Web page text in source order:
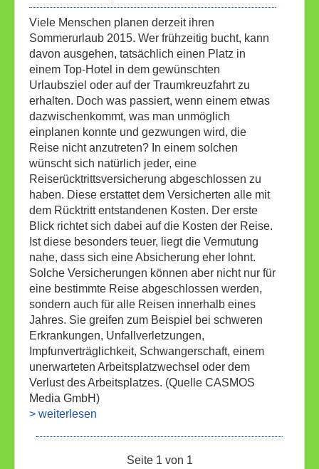
Viele Menschen planen derzeit ihren
Sommerurlaub 2015. Wer frühzeitig bucht, kann
davon ausgehen, tatsächlich einen Platz in
einem Top-Hotel in dem gewünschten
Urlaubsziel oder auf der Traumkreuzfahrt zu
erhalten. Doch was passiert, wenn einem etwas
dazwischenkommt, was man unmöglich
einplanen konnte und gezwungen wird, die
Reise nicht anzutreten? In einem solchen
wünscht sich natürlich jeder, eine
Reiserücktrittsversicherung abgeschlossen zu
haben. Diese erstattet dem Versicherten alle mit
dem Rücktritt entstandenen Kosten. Der erste
Blick richtet sich dabei auf die Kosten der Reise.
Ist diese besonders teuer, liegt die Vermutung
nahe, dass sich eine Absicherung eher lohnt.
Solche Versicherungen können aber nicht nur für
eine bestimmte Reise abgeschlossen werden,
sondern auch für alle Reisen innerhalb eines
Jahres. Sie greifen zum Beispiel bei schweren
Erkrankungen, Unfallverletzungen,
Impfunverträglichkeit, Schwangerschaft, einem
unerwarteten Arbeitsplatzwechsel oder dem
Verlust des Arbeitsplatzes. (Quelle CASMOS
Media GmbH)
> weiterlesen
Seite 1 von 1